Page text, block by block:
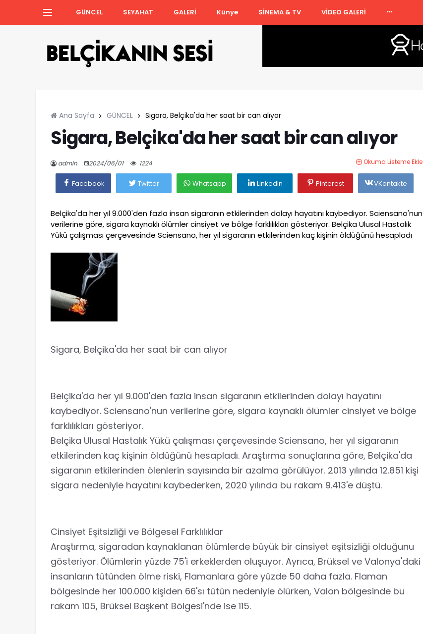
GÜNCEL SEYAHAT GALERİ Künye SİNEMA & TV VİDEO GALERİ
Ana Sayfa GÜNCEL Sigara, Belçika'da her saat bir can alıyor
Sigara, Belçika'da her saat bir can alıyor
admin 2024/06/01 1224 Okuma Listeme Ekle
Facebook Twitter Whatsapp Linkedin Pinterest VKontakte
Belçika'da her yıl 9.000'den fazla insan sigaranın etkilerinden dolayı hayatını kaybediyor. Sciensano'nun
verilerine göre, sigara kaynaklı ölümler cinsiyet ve bölge farklılıkları gösteriyor. Belçika Ulusal Hastalık
Yükü çalışması çerçevesinde Sciensano, her yıl sigaranın etkilerinden kaç kişinin öldüğünü hesapladı
Sigara, Belçika'da her saat bir can alıyor
Belçika'da her yıl 9.000'den fazla insan sigaranın etkilerinden dolayı hayatını
kaybediyor. Sciensano'nun verilerine göre, sigara kaynaklı ölümler cinsiyet ve bölge
farklılıkları gösteriyor.
Belçika Ulusal Hastalık Yükü çalışması çerçevesinde Sciensano, her yıl sigaranın
etkilerinden kaç kişinin öldüğünü hesapladı. Araştırma sonuçlarına göre, Belçika'da
sigaranın etkilerinden ölenlerin sayısında bir azalma görülüyor. 2013 yılında 12.851 kişi
sigara nedeniyle hayatını kaybederken, 2020 yılında bu rakam 9.413'e düştü.
Cinsiyet Eşitsizliği ve Bölgesel Farklılıklar
Araştırma, sigaradan kaynaklanan ölümlerde büyük bir cinsiyet eşitsizliği olduğunu
gösteriyor. Ölümlerin yüzde 75'i erkeklerden oluşuyor. Ayrıca, Brüksel ve Valonya'daki
insanların tütünden ölme riski, Flamanlara göre yüzde 50 daha fazla. Flaman
bölgesinde her 100.000 kişiden 66'sı tütün nedeniyle ölürken, Valon bölgesinde bu
rakam 105, Brüksel Başkent Bölgesi'nde ise 115.